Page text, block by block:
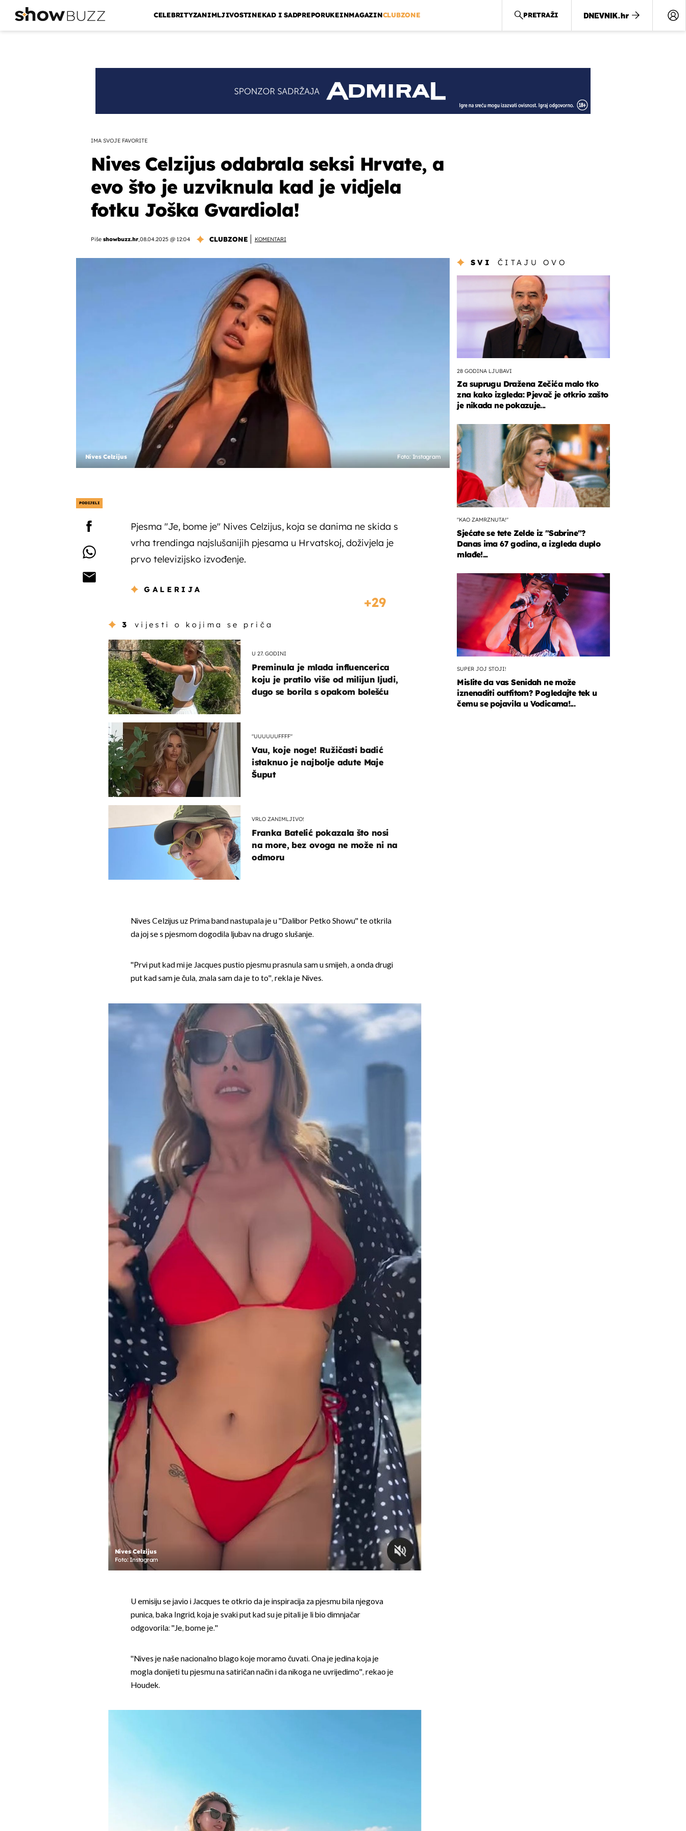
CELEBRITYZANIMLJIVOSTINEKAD I SADPREPORUKEINMAGAZINCLUBZONE PRETRAŽI
IMA SVOJE FAVORITE
Nives Celzijus odabrala seksi Hrvate, a
evo što je uzviknula kad je vidjela
fotku Joška Gvardiola!
Piše showbuzz.hr,08.04.2025 @ 12:04 CLUBZONE KOMENTARI
Nives Celzijus Foto: Instagram
PODIJELI
Pjesma "Je, bome je" Nives Celzijus, koja se danima ne skida s
vrha trendinga najslušanijih pjesama u Hrvatskoj, doživjela je
prvo televizijsko izvođenje.
GALERIJA
29
3 vijesti o kojima se priča
U 27. GODINI
Preminula je mlada influencerica
koju je pratilo više od milijun ljudi,
dugo se borila s opakom bolešću
"UUUUUUFFFF"
Vau, koje noge! Ružičasti badić
istaknuo je najbolje adute Maje
Šuput
VRLO ZANIMLJIVO!
Franka Batelić pokazala što nosi
na more, bez ovoga ne može ni na
odmoru
Nives Celzijus uz Prima band nastupala je u ''Dalibor Petko Showu'' te otkrila
da joj se s pjesmom dogodila ljubav na drugo slušanje.
''Prvi put kad mi je Jacques pustio pjesmu prasnula sam u smijeh, a onda drugi
put kad sam je čula, znala sam da je to to'', rekla je Nives.
Nives Celzijus
Foto: Instagram
U emisiju se javio i Jacques te otkrio da je inspiracija za pjesmu bila njegova
punica, baka Ingrid, koja je svaki put kad su je pitali je li bio dimnjačar
odgovorila: ''Je, bome je.''
''Nives je naše nacionalno blago koje moramo čuvati. Ona je jedina koja je
mogla donijeti tu pjesmu na satiričan način i da nikoga ne uvrijedimo'', rekao je
Houdek.
SVI ČITAJU OVO
28 GODINA LJUBAVI
Za suprugu Dražena Zečića malo tko
zna kako izgleda: Pjevač je otkrio zašto
je nikada ne pokazuje...
"KAO ZAMRZNUTA!"
Sjećate se tete Zelde iz "Sabrine"?
Danas ima 67 godina, a izgleda duplo
mlađe!...
SUPER JOJ STOJI!
Mislite da vas Senidah ne može
iznenaditi outfitom? Pogledajte tek u
čemu se pojavila u Vodicama!...
OMOGUĆI OBAVIJESTI